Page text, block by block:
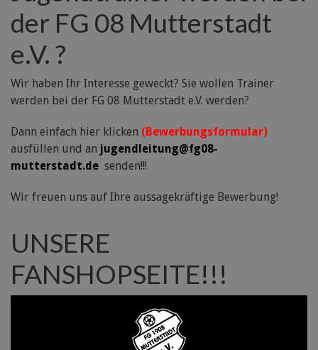
der FG 08 Mutterstadt
e.V. ?
Wir haben Ihr Interesse geweckt? Sie wollen Trainer
werden bei der FG 08 Mutterstadt e.V. werden?
Dann einfach hier klicken (Bewerbungsformular)
ausfüllen und an jugendleitung@fg08-
mutterstadt.de senden!!!
Wir freuen uns auf Ihre aussagekräftige Bewerbung!
UNSERE
FANSHOPSEITE!!!